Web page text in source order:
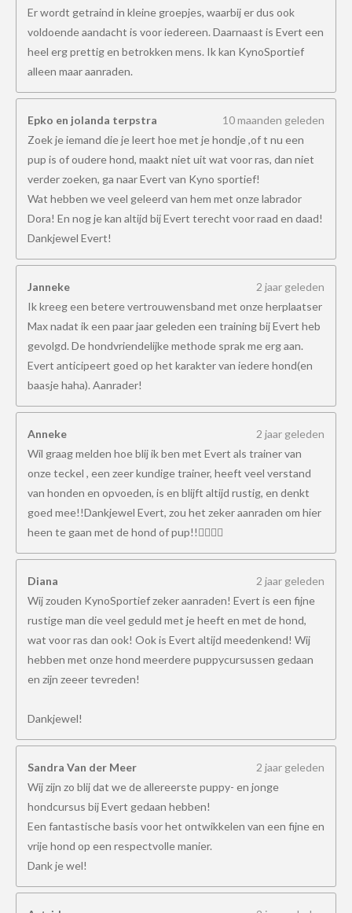
Er wordt getraind in kleine groepjes, waarbij er dus ook
voldoende aandacht is voor iedereen. Daarnaast is Evert een
heel erg prettig en betrokken mens. Ik kan KynoSportief
alleen maar aanraden.
Epko en jolanda terpstra
10 maanden geleden
Zoek je iemand die je leert hoe met je hondje ,of t nu een
pup is of oudere hond, maakt niet uit wat voor ras, dan niet
verder zoeken, ga naar Evert van Kyno sportief!
Wat hebben we veel geleerd van hem met onze labrador
Dora! En nog je kan altijd bij Evert terecht voor raad en daad!
Dankjewel Evert!
Janneke
2 jaar geleden
Ik kreeg een betere vertrouwensband met onze herplaatser
Max nadat ik een paar jaar geleden een training bij Evert heb
gevolgd. De hondvriendelijke methode sprak me erg aan.
Evert anticipeert goed op het karakter van iedere hond(en
baasje haha). Aanrader!
Anneke
2 jaar geleden
Wil graag melden hoe blij ik ben met Evert als trainer van
onze teckel , een zeer kundige trainer, heeft veel verstand
van honden en opvoeden, is en blijft altijd rustig, en denkt
goed mee!!Dankjewel Evert, zou het zeker aanraden om hier
heen te gaan met de hond of pup!!👍🏻👍🏻
Diana
2 jaar geleden
Wij zouden KynoSportief zeker aanraden! Evert is een fijne
rustige man die veel geduld met je heeft en met de hond,
wat voor ras dan ook! Ook is Evert altijd meedenkend! Wij
hebben met onze hond meerdere puppycursussen gedaan
en zijn zeeer tevreden!
Dankjewel!
Sandra Van der Meer
2 jaar geleden
Wij zijn zo blij dat we de allereerste puppy- en jonge
hondcursus bij Evert gedaan hebben!
Een fantastische basis voor het ontwikkelen van een fijne en
vrije hond op een respectvolle manier.
Dank je wel!